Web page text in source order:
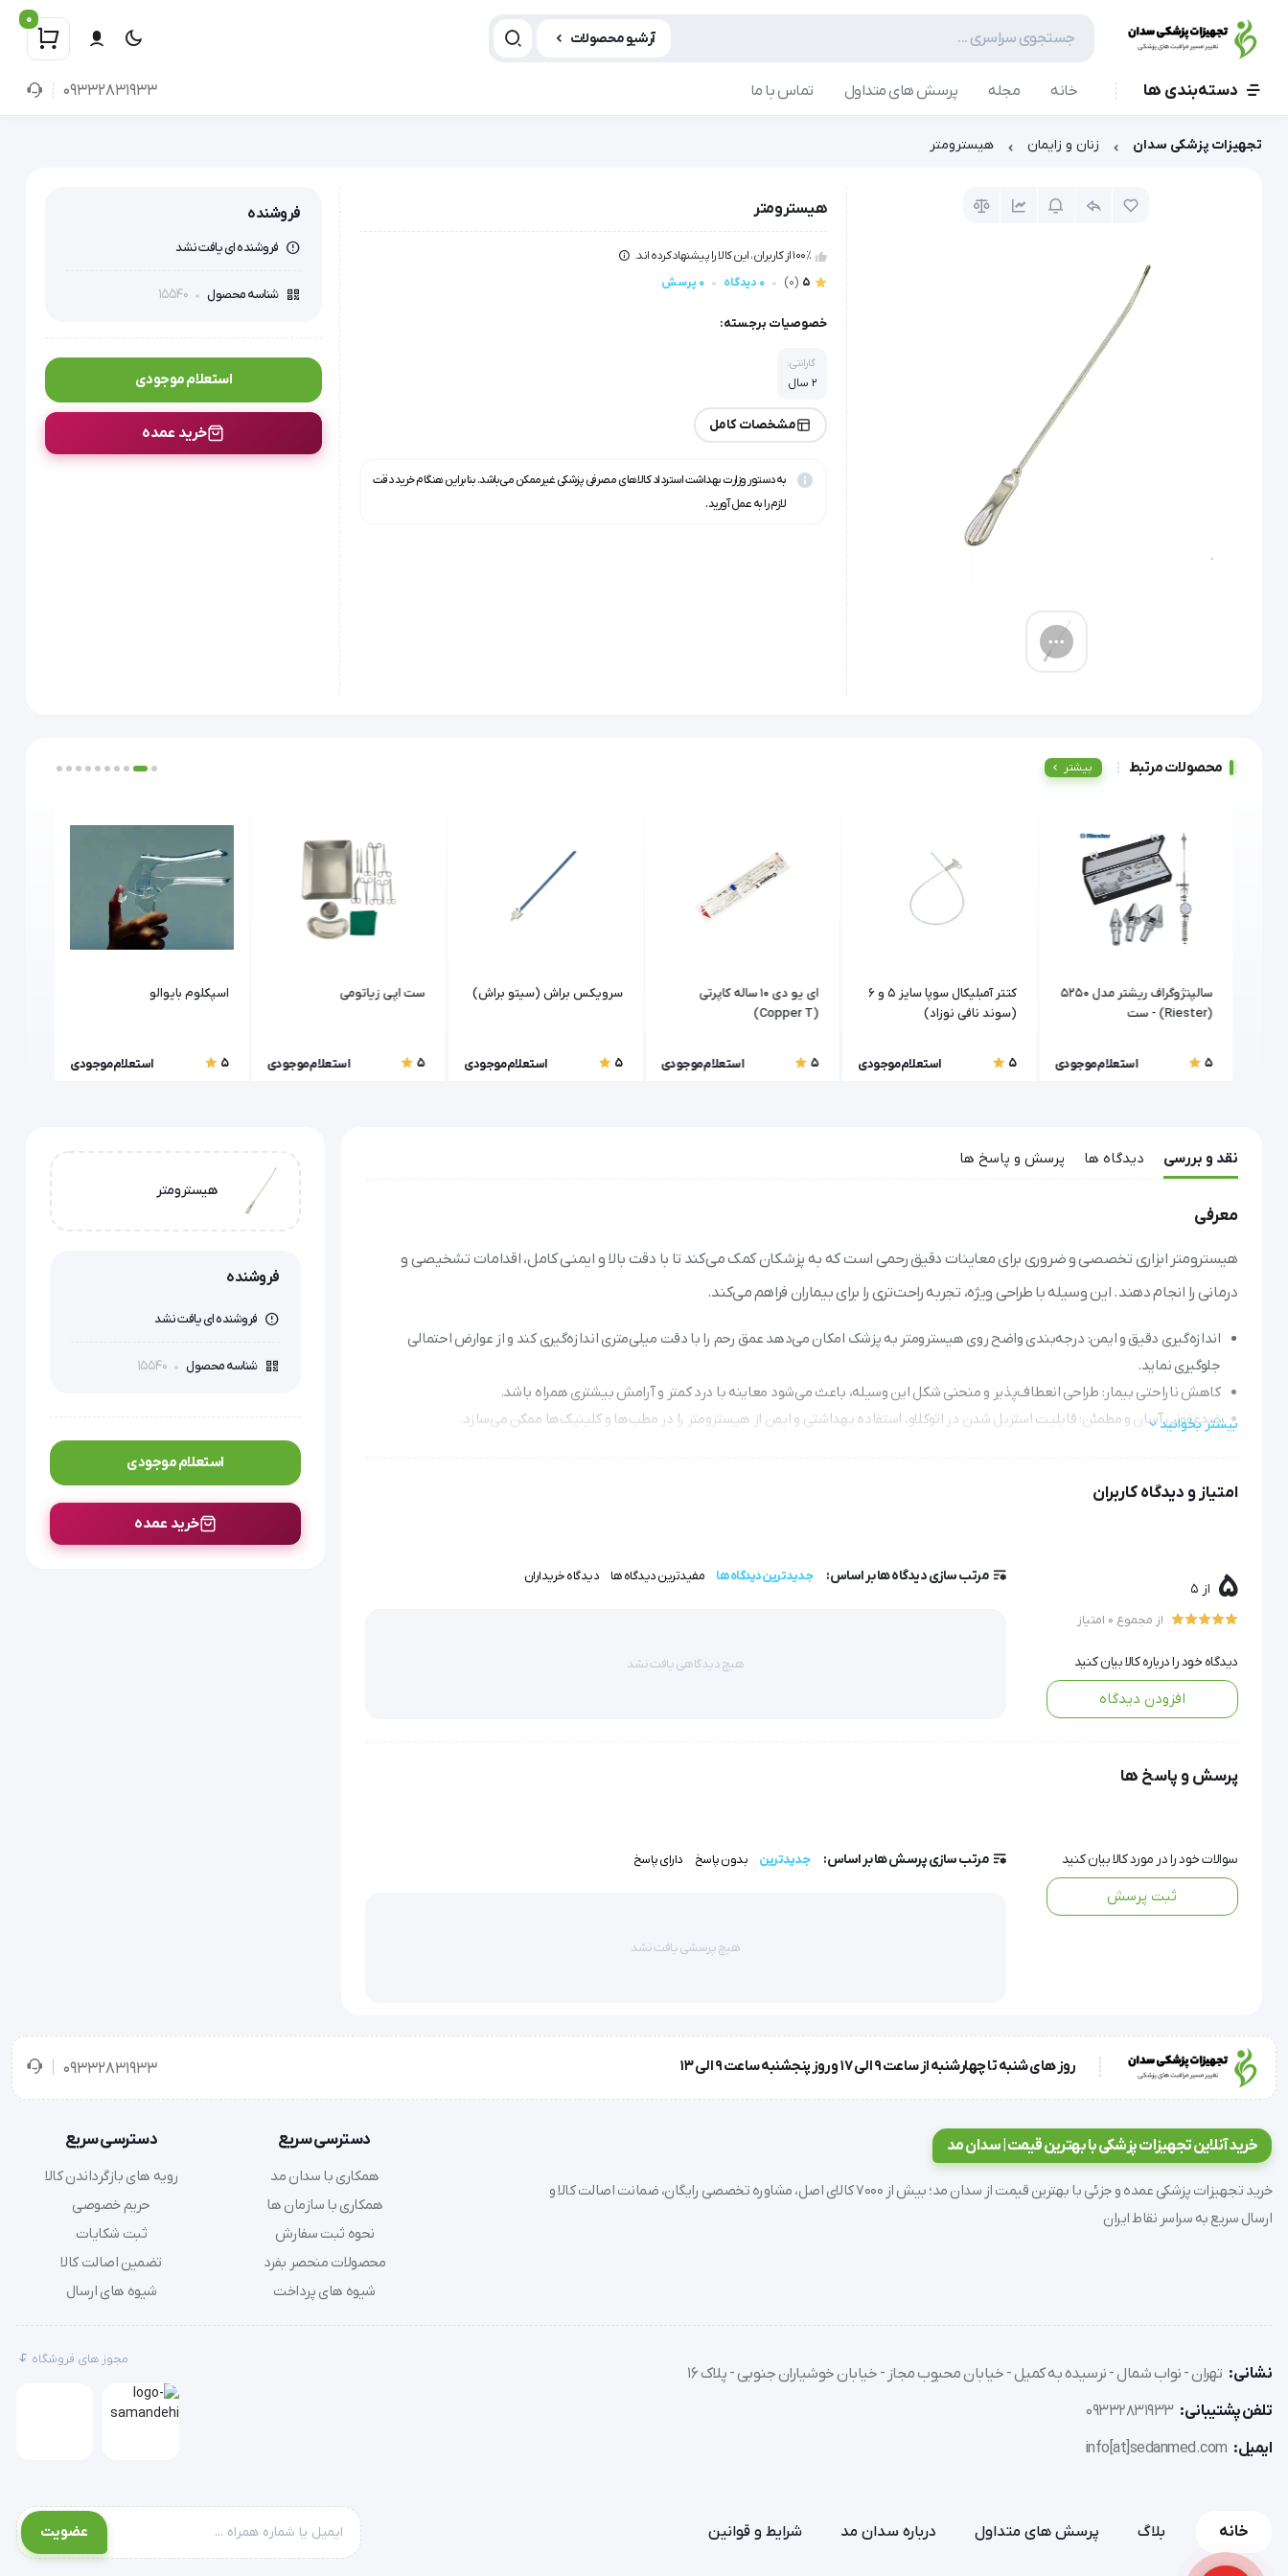
آرشیو محصولات
0
دسته‌بندی ها خانه مجله پرسش های متداول تماس با ما 09332831933
تجهیزات پزشکی سدان زنان و زایمان هیسترومتر
هیسترومتر
100٪ از کاربران، این کالا را پیشنهاد کرده اند.
5
(0) 0 دیدگاه 0 پرسش
خصوصیات برجسته:
گارانتی:
2 سال
مشخصات کامل
به دستور وزارت بهداشت استرداد کالاهای مصرفی پزشکی غیرممکن می‌باشد. بنابراین هنگام خرید دقت
لازم را به عمل آورید.
فروشنده
فروشنده ای یافت نشد
شناسه محصول 15540
استعلام موجودی
خرید عمده
محصولات مرتبط بیشتر
سالپنژوگراف ریشتر مدل 5250
(Riester) - ست
5
استعلام موجودی
کتتر آمبلیکال سوپا سایز 5 و 6
(سوند نافی نوزاد)
5 استعلام موجودی
ای یو دی ۱۰ ساله کاپرتی
(Copper T)
5 استعلام موجودی
سرویکس براش (سیتو براش)
5 استعلام موجودی
ست اپی زیاتومی
5 استعلام موجودی
اسپکلوم بایوالو
5 استعلام موجودی
نقد و بررسی دیدگاه ها پرسش و پاسخ ها
معرفی
هیسترومتر ابزاری تخصصی و ضروری برای معاینات دقیق رحمی است که به پزشکان کمک می‌کند تا با دقت بالا و ایمنی کامل، اقدامات تشخیصی و
درمانی را انجام دهند. این وسیله با طراحی ویژه، تجربه راحت‌تری را برای بیماران فراهم می‌کند.
اندازه‌گیری دقیق و ایمن: درجه‌بندی واضح روی هیسترومتر به پزشک امکان می‌دهد عمق رحم را با دقت میلی‌متری اندازه‌گیری کند و از عوارض احتمالی
جلوگیری نماید.
کاهش ناراحتی بیمار: طراحی انعطاف‌پذیر و منحنی شکل این وسیله، باعث می‌شود معاینه با درد کمتر و آرامش بیشتری همراه باشد.
ضدعفونی آسان و مطمئن: قابلیت استریل شدن در اتوکلاو، استفاده بهداشتی و ایمن از هیسترومتر را در مطب‌ها و کلینیک‌ها ممکن می‌سازد.
هیسترومتر یکی از ابزارهای تخصصی در معاینات زنان و زایمان است که برای اندازه‌گیری دقیق عمق و جهت رحم به کار می‌رود.
انجام روش‌هایی نظیر هیستروسکوپی، انتقال جنین در IVF و کارگذاری دستگاه‌های داخل رحمی دارد.
استفاده از هیسترومتر که از استیل ضدزنگ، منعطف و مدرج ساخته شده، امکان اندازه‌گیری دقیق را فراهم می‌کند و به دلیل طراحی منحنی در برخی
اگر به دنبال یک ابزار مطمئن برای معاینات رحمی هستید، هیسترومتر انتخابی حرفه‌ای و قابل اعتماد است.
ویژگی‌ها و مشخصات فنی:
قابل ضدعفونی با اتوکلاو
مناسب برای استفاده در هیستروسکوپی، IVF و کارگذاری IUD
بیشتر بخوانید
امتیاز و دیدگاه کاربران
5 از 5
از مجموع 0 امتیاز
دیدگاه خود را درباره کالا بیان کنید
افزودن دیدگاه
مرتب سازی دیدگاه ها بر اساس: جدیدترین دیدگاه ها مفیدترین دیدگاه ها دیدگاه خریداران
هیچ دیدگاهی یافت نشد
پرسش و پاسخ ها
سوالات خود را در مورد کالا بیان کنید
ثبت پرسش
مرتب سازی پرسش ها بر اساس: جدیدترین بدون پاسخ دارای پاسخ
هیچ پرسشی یافت نشد
هیسترومتر
فروشنده
فروشنده ای یافت نشد
شناسه محصول 15540
استعلام موجودی
خرید عمده
روز های شنبه تا چهارشنبه از ساعت 9 الی 17 و روز پنجشنبه ساعت 9 الی 13 09332831933
خرید آنلاین تجهیزات پزشکی با بهترین قیمت | سدان مد
خرید تجهیزات پزشکی عمده و جزئی با بهترین قیمت از سدان مد؛ بیش از 7000 کالای اصل، مشاوره تخصصی رایگان، ضمانت اصالت کالا و
ارسال سریع به سراسر نقاط ایران
دسترسی سریع
همکاری با سدان مد
همکاری با سازمان ها
نحوه ثبت سفارش
محصولات منحصر بفرد
شیوه های پرداخت
دسترسی سریع
رویه های بازگرداندن کالا
حریم خصوصی
ثبت شکایات
تضمین اصالت کالا
شیوه های ارسال
نشانی: تهران - نواب شمال - نرسیده به کمیل - خیابان محبوب مجاز - خیابان خوشیاران جنوبی - پلاک 16
تلفن پشتیبانی: 09332831933
ایمیل: info[at]sedanmed.com
مجوز های فروشگاه
خانه بلاگ پرسش های متداول درباره سدان مد شرایط و قوانین عضویت